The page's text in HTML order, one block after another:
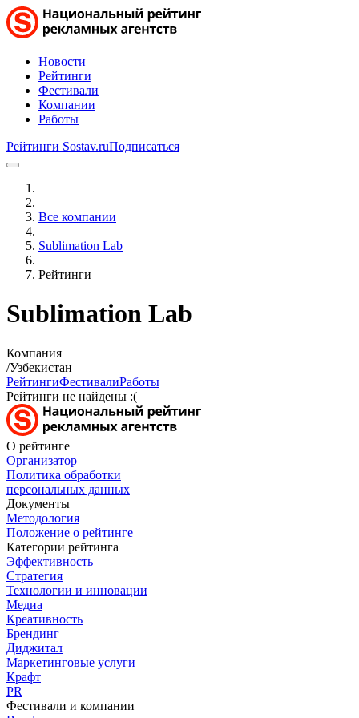
Новости
Рейтинги
Фестивали
Компании
Работы
Рейтинги Sostav.ruПодписаться
Все компании
Sublimation Lab
Рейтинги
Sublimation Lab
Компания
/Узбекистан
РейтингиФестивалиРаботы
Рейтинги не найдены :(
О рейтинге
Организатор
Политика обработки
персональных данных
Документы
Методология
Положение о рейтинге
Категории рейтинга
Эффективность
Стратегия
Технологии и инновации
Медиа
Креативность
Брендинг
Диджитал
Маркетинговые услуги
Крафт
PR
Фестивали и компании